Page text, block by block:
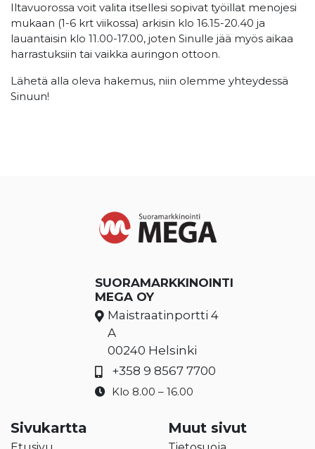
Iltavuorossa voit valita itsellesi sopivat työillat menojesi
mukaan (1-6 krt viikossa) arkisin klo 16.15-20.40 ja
lauantaisin klo 11.00-17.00, joten Sinulle jää myös aikaa
harrastuksiin tai vaikka auringon ottoon.
Lähetä alla oleva hakemus, niin olemme yhteydessä
Sinuun!
SUORAMARKKINOINTI
MEGA OY
Maistraatinportti 4
A
00240 Helsinki
+358 9 8567 7700
Klo 8.00 – 16.00
Sivukartta Muut sivut